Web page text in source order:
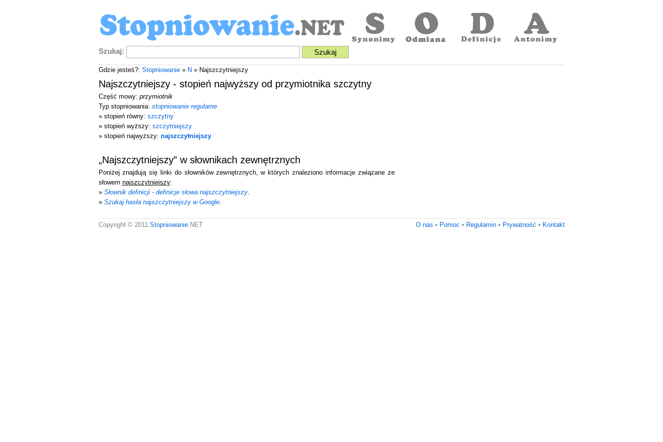
Szukaj:
Gdzie jesteś?: Stopniowanie» N » Najszczytniejszy
Najszczytniejszy - stopień najwyższy od przymiotnika szczytny
Część mowy: przymiotnik
Typ stopniowania: stopniowanie regularne
» stopień równy: szczytny
» stopień wyższy: szczytniejszy
» stopień najwyższy: najszczytniejszy
„Najszczytniejszy” w słownikach zewnętrznych
Poniżej znajdują się linki do słowników zewnętrznych, w których znaleziono informacje związane ze
słowem najszczytniejszy:
» Słownik definicji - definicje słowa najszczytniejszy.
» Szukaj hasła najszczytniejszy w Google.
O nas • Pomoc • Regulamin• Prywatność • Kontakt
Copyright © 2011 Stopniowanie.NET